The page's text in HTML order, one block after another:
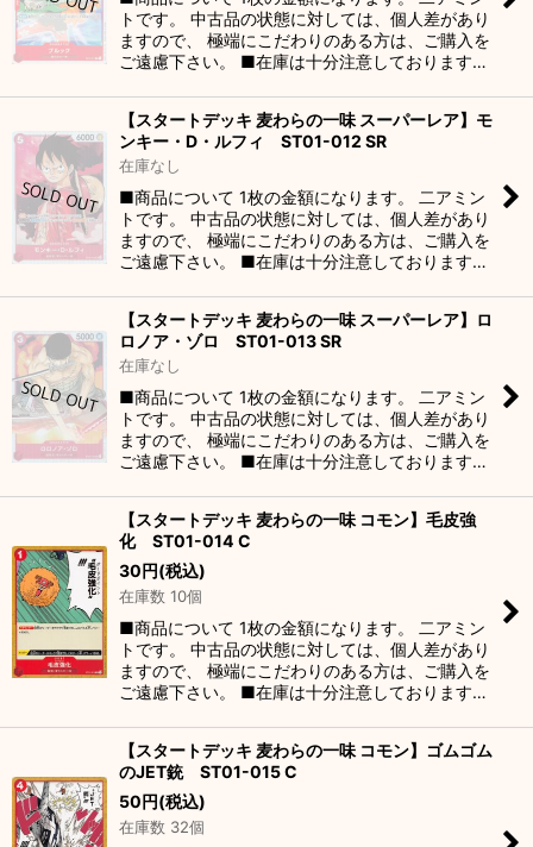
トです。 中古品の状態に対しては、個人差があり
ますので、 極端にこだわりのある方は、ご購入を
ご遠慮下さい。 ■在庫は十分注意しております…
【スタートデッキ 麦わらの一味 スーパーレア】モ
ンキー・D・ルフィ ST01-012 SR
在庫なし
■商品について 1枚の金額になります。 二アミン
トです。 中古品の状態に対しては、個人差があり
ますので、 極端にこだわりのある方は、ご購入を
ご遠慮下さい。 ■在庫は十分注意しております…
【スタートデッキ 麦わらの一味 スーパーレア】ロ
ロノア・ゾロ ST01-013 SR
在庫なし
■商品について 1枚の金額になります。 二アミン
トです。 中古品の状態に対しては、個人差があり
ますので、 極端にこだわりのある方は、ご購入を
ご遠慮下さい。 ■在庫は十分注意しております…
【スタートデッキ 麦わらの一味 コモン】毛皮強
化 ST01-014 C
30円(税込)
在庫数 10個
■商品について 1枚の金額になります。 二アミン
トです。 中古品の状態に対しては、個人差があり
ますので、 極端にこだわりのある方は、ご購入を
ご遠慮下さい。 ■在庫は十分注意しております…
【スタートデッキ 麦わらの一味 コモン】ゴムゴム
のJET銃 ST01-015 C
50円(税込)
在庫数 32個